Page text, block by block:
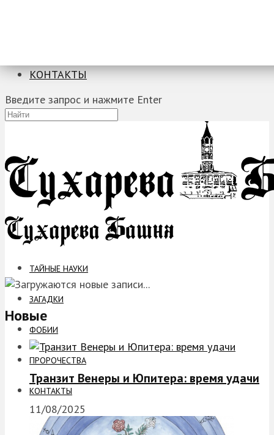
КОНТАКТЫ
Введите запрос и нажмите Enter
ТАЙНЫЕ НАУКИ
ЗАГАДКИ
ФОБИИ
ПРОРОЧЕСТВА
КОНТАКТЫ
Новые
Транзит Венеры и Юпитера: время удачи
11/08/2025